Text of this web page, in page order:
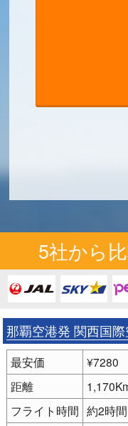
5社から
那覇空港発 関西国
最安価
¥7280
距離
フライト時間 約2時間